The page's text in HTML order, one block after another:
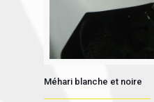
Méhari blanche et noire